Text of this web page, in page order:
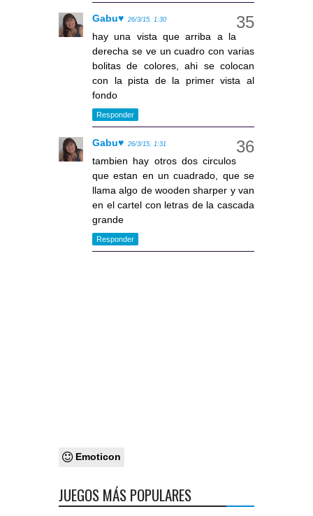
Gabu♥ 26/3/15, 1:30
hay una vista que arriba a la
derecha se ve un cuadro con varias
bolitas de colores, ahi se colocan
con la pista de la primer vista al
fondo
Responder
Gabu♥ 26/3/15, 1:31
tambien hay otros dos circulos
que estan en un cuadrado, que se
llama algo de wooden sharper y van
en el cartel con letras de la cascada
grande
Responder
Emoticon
JUEGOS MÁS POPULARES